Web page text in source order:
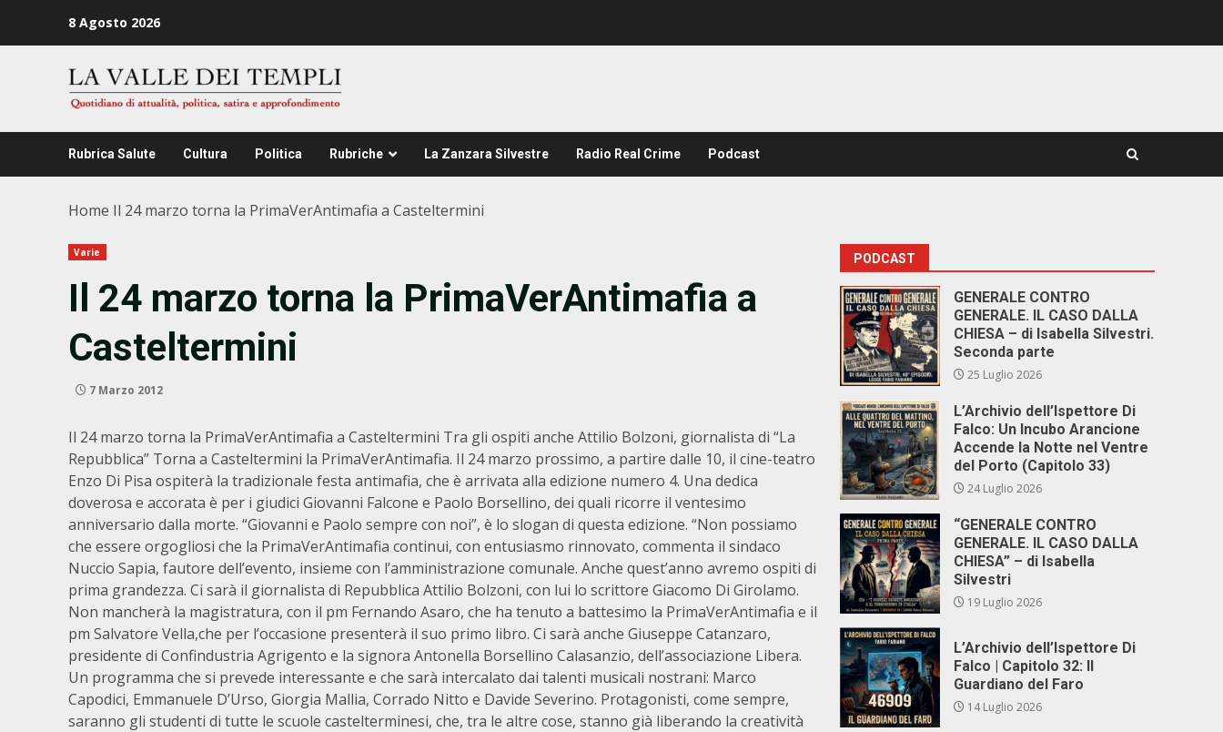
8 Agosto 2026
Rubrica Salute Cultura Politica Rubriche La Zanzara Silvestre Radio Real Crime Podcast
Home Il 24 marzo torna la PrimaVerAntimafia a Casteltermini
Varie
Il 24 marzo torna la PrimaVerAntimafia a
Casteltermini
7 Marzo 2012
Il 24 marzo torna la PrimaVerAntimafia a Casteltermini Tra gli ospiti anche Attilio Bolzoni, giornalista di “La
Repubblica” Torna a Casteltermini la PrimaVerAntimafia. Il 24 marzo prossimo, a partire dalle 10, il cine-teatro
Enzo Di Pisa ospiterà la tradizionale festa antimafia, che è arrivata alla edizione numero 4. Una dedica
doverosa e accorata è per i giudici Giovanni Falcone e Paolo Borsellino, dei quali ricorre il ventesimo
anniversario dalla morte. “Giovanni e Paolo sempre con noi”, è lo slogan di questa edizione. “Non possiamo
che essere orgogliosi che la PrimaVerAntimafia continui, con entusiasmo rinnovato, commenta il sindaco
Nuccio Sapia, fautore dell’evento, insieme con l’amministrazione comunale. Anche quest’anno avremo ospiti di
prima grandezza. Ci sarà il giornalista di Repubblica Attilio Bolzoni, con lui lo scrittore Giacomo Di Girolamo.
Non mancherà la magistratura, con il pm Fernando Asaro, che ha tenuto a battesimo la PrimaVerAntimafia e il
pm Salvatore Vella,che per l’occasione presenterà il suo primo libro. Ci sarà anche Giuseppe Catanzaro,
presidente di Confindustria Agrigento e la signora Antonella Borsellino Calasanzio, dell’associazione Libera.
Un programma che si prevede interessante e che sarà intercalato dai talenti musicali nostrani: Marco
Capodici, Emmanuele D’Urso, Giorgia Mallia, Corrado Nitto e Davide Severino. Protagonisti, come sempre,
saranno gli studenti di tutte le scuole castelterminesi, che, tra le altre cose, stanno già liberando la creatività
PODCAST
GENERALE CONTRO
GENERALE. IL CASO DALLA
CHIESA – di Isabella Silvestri.
Seconda parte
25 Luglio 2026
L’Archivio dell’Ispettore Di
Falco: Un Incubo Arancione
Accende la Notte nel Ventre
del Porto (Capitolo 33)
24 Luglio 2026
“GENERALE CONTRO
GENERALE. IL CASO DALLA
CHIESA” – di Isabella
Silvestri
19 Luglio 2026
L’Archivio dell’Ispettore Di
Falco | Capitolo 32: Il
Guardiano del Faro
14 Luglio 2026